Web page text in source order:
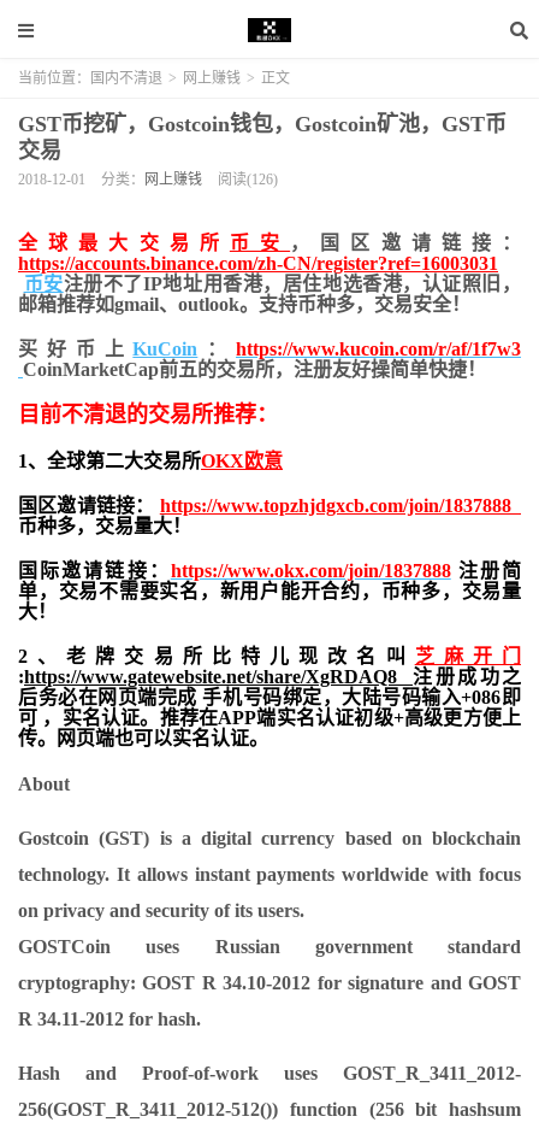
当前位置： 国内不清退 > 网上赚钱 > 正文
GST币挖矿，Gostcoin钱包，Gostcoin矿池，GST币
交易
2018-12-01 分类： 网上赚钱 阅读(126)
全球最大交易所 币安
，国区邀请链接：
https://accounts.binance.com/zh-CN/register?ref=16003031
币安注册不了IP地址用香港，居住地选香港，认证照旧，
邮箱推荐如gmail、outlook。支持币种多，交易安全！
买好币上KuCoin ：https://www.kucoin.com/r/af/1f7w3
CoinMarketCap前五的交易所，注册友好操简单快捷！
目前不清退的交易所推荐：
1、全球第二大交易所OKX欧意
国区邀请链接： https://www.topzhjdgxcb.com/join/1837888
币种多，交易量大！
国际邀请链接： https://www.okx.com/join/1837888注册简
单，交易不需要实名，新用户能开合约， 币种多，交易量
大！
2、老牌交易所比特儿现改名叫 芝麻开门
:https://www.gatewebsite.net/share/XgRDAQ8 注册成功之
后务必在网页端完成 手机号码绑定，大陆号码输入+086即
可 ，实名认证。推荐在APP端实名认证初级+高级更方便上
传。网页端也可以实名认证。
About
Gostcoin (GST) is a digital currency based on blockchain
technology. It allows instant payments worldwide with focus
on privacy and security of its users.
GOSTCoin uses Russian government standard
cryptography: GOST R 34.10-2012 for signature and GOST
R 34.11-2012 for hash.
Hash and Proof-of-work uses GOST_R_3411_2012-
256(GOST_R_3411_2012-512()) function (256 bit hashsum